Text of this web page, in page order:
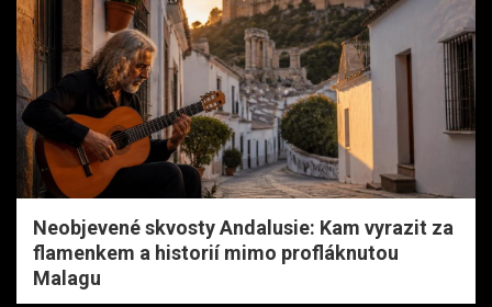
Neobjevené skvosty Andalusie: Kam vyrazit za
flamenkem a historií mimo profláknutou
Malagu